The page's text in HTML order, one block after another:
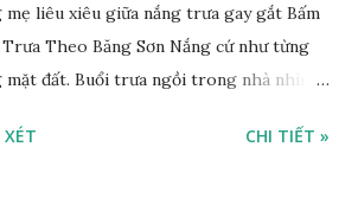
liêu xiêu giữa nắng trưa gay gắt Bấm
Theo Băng Sơn Nắng cứ như từng
đất. Buổi trưa ngồi trong nhà nhìn
CHI TIẾT »